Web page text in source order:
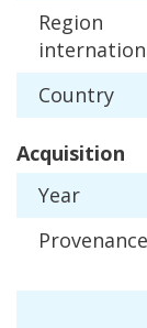
Region
Country
Acquisition
Year
Provenance